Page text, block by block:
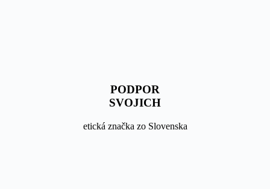
PODPOR
SVOJICH
etická značka zo Slovenska